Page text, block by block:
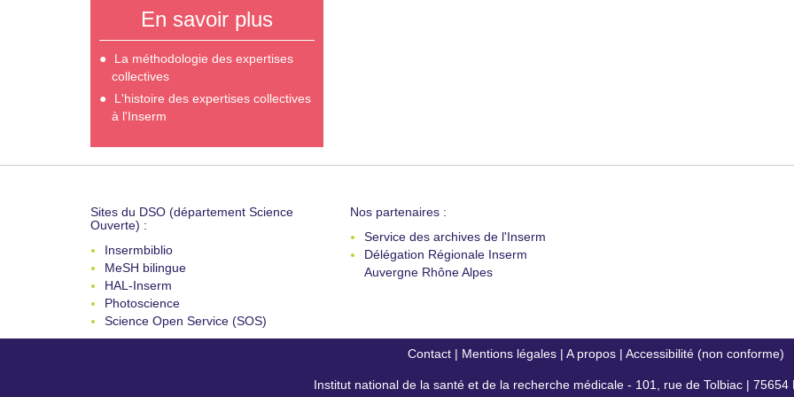
En savoir plus
La méthodologie des expertises
collectives
L'histoire des expertises collectives
à l'Inserm
Sites du DSO (département Science
Ouverte) :
Insermbiblio
MeSH bilingue
HAL-Inserm
Photoscience
Science Open Service (SOS)
Nos partenaires :
Service des archives de l'Inserm
Délégation Régionale Inserm
Auvergne Rhône Alpes
Contact| Mentions légales| A propos| Accessibilité (non conforme)
Institut national de la santé et de la recherche médicale - 101, rue de Tolbiac | 75654